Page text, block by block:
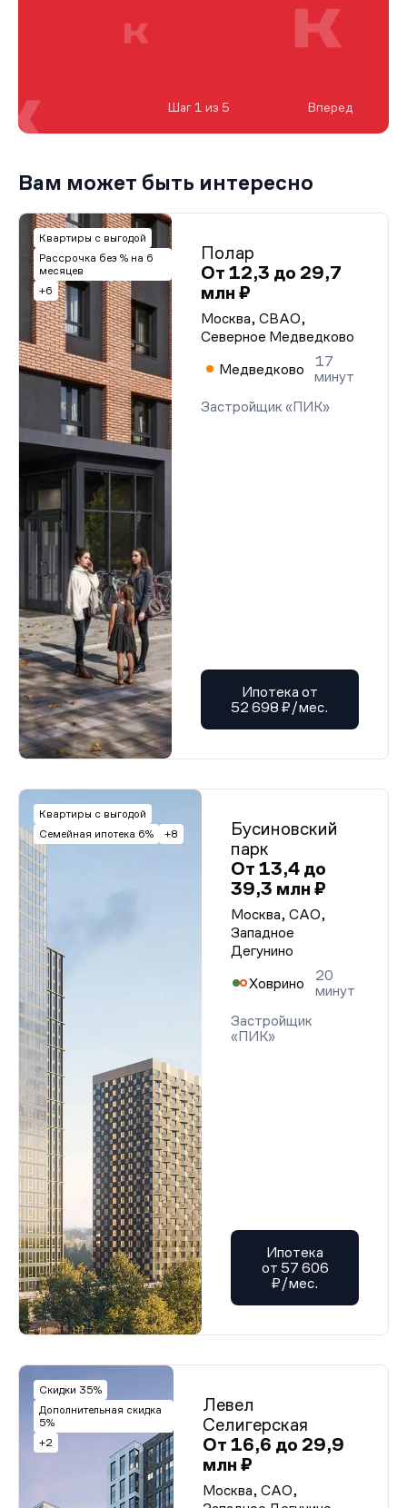
Шаг 1 из 5 Вперед
Вам может быть интересно
Квартиры с выгодой
Рассрочка без % на 6
месяцев
+6
Полар
От 12,3 до 29,7
млн ₽
Москва, СВАО,
Северное Медведково
Медведково
17
минут
Застройщик «ПИК»
Ипотека от
52 698 ₽/мес.
Квартиры с выгодой
Семейная ипотека 6%
+8
Бусиновский
парк
От 13,4 до
39,3 млн ₽
Москва, САО,
Западное
Дегунино
Ховрино
20
минут
Застройщик
«ПИК»
Ипотека
от 57 606
₽/мес.
Скидки 35%
Дополнительная скидка
5%
+2
Левел
Селигерская
От 16,6 до 29,9
млн ₽
Москва, САО,